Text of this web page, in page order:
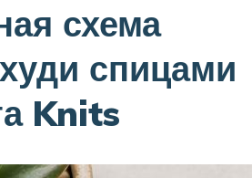
схема
спицами
Knits